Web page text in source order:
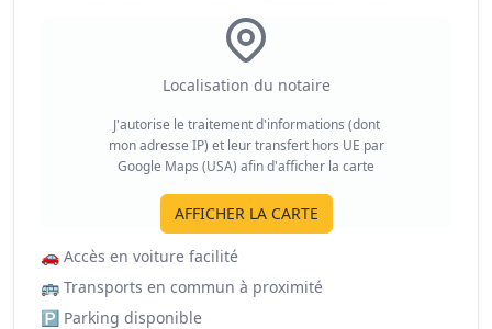
Localisation du notaire
J'autorise le traitement d'informations (dont
mon adresse IP) et leur transfert hors UE par
Google Maps (USA) afin d'afficher la carte
AFFICHER LA CARTE
🚗 Accès en voiture facilité
🚌 Transports en commun à proximité
🅿️ Parking disponible